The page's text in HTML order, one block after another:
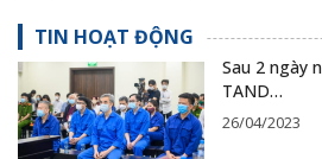
TIN HOẠT ĐỘNG
Sau 2 ngày
TAND…
26/04/2023